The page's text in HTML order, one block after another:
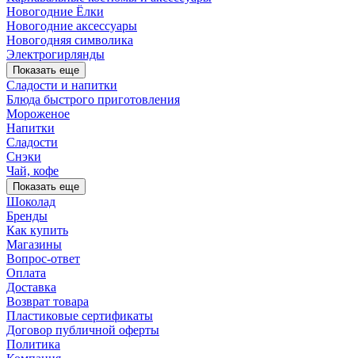
Новогодние Ёлки
Новогодние аксессуары
Новогодняя символика
Электрогирлянды
Показать еще
Сладости и напитки
Блюда быстрого приготовления
Мороженое
Напитки
Сладости
Снэки
Чай, кофе
Показать еще
Шоколад
Бренды
Как купить
Магазины
Вопрос-ответ
Оплата
Доставка
Возврат товара
Пластиковые сертификаты
Договор публичной оферты
Политика